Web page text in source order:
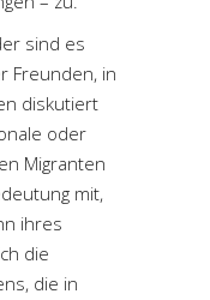
sind es
Freunden, in
diskutiert
oder
Migranten
mit,
ihres
die
die in